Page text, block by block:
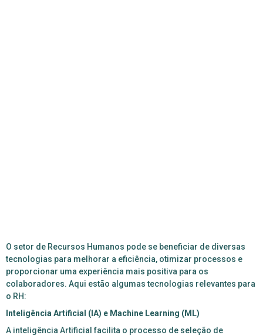
O setor de Recursos Humanos pode se beneficiar de diversas
tecnologias para melhorar a eficiência, otimizar processos e
proporcionar uma experiência mais positiva para os
colaboradores. Aqui estão algumas tecnologias relevantes para
o RH:
Inteligência Artificial (IA) e Machine Learning (ML)
A inteligência Artificial facilita o processo de seleção de